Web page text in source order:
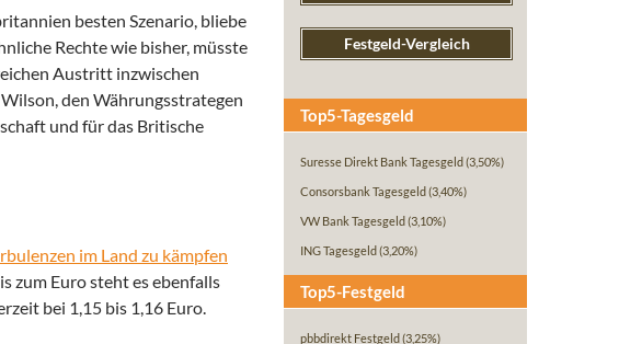
besten Szenario, bliebe
Rechte wie bisher, müsste
Austritt inzwischen
den Währungsstrategen
und für das Britische
im Land zu kämpfen
zum Euro steht es ebenfalls
bei 1,15 bis 1,16 Euro.
Festgeld-Vergleich
Top5-Tagesgeld
Suresse Direkt Bank Tagesgeld (3,50%)
Consorsbank Tagesgeld (3,40%)
VW Bank Tagesgeld (3,10%)
ING Tagesgeld (3,20%)
Top5-Festgeld
pbbdirekt Festgeld (3,25%)